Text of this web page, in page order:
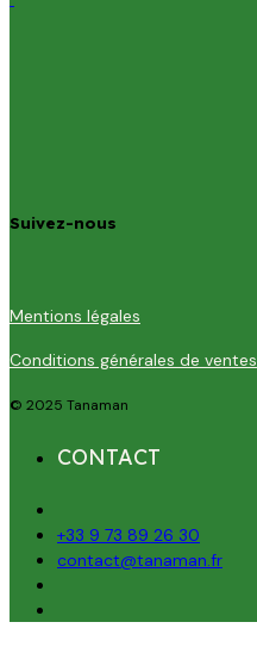
Suivez-nous
Mentions légales
Conditions générales de ventes
© 2025 Tanaman
CONTACT
+33 9 73 89 26 30
contact@tanaman.fr